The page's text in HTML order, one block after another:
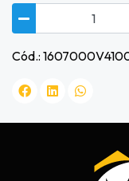
Cód.: